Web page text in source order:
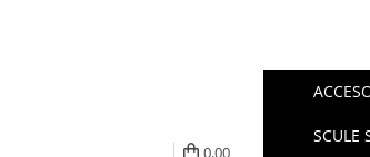
0,00
SCULE